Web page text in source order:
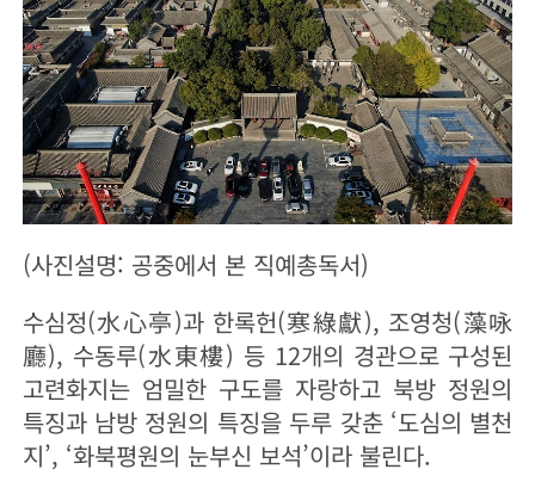
(사진설명: 공중에서 본 직예총독서)
수심정(水心亭)과 한록헌(寒綠獻), 조영청(藻咏
廳), 수동루(水東樓) 등 12개의 경관으로 구성된
고련화지는 엄밀한 구도를 자랑하고 북방 정원의
특징과 남방 정원의 특징을 두루 갖춘 ‘도심의 별천
지’, ‘화북평원의 눈부신 보석’이라 불린다.